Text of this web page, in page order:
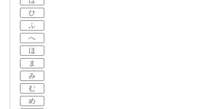
ひ
ふ
へ
ほ
ま
み
む
め